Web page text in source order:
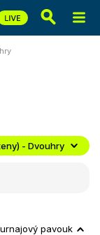
- Dvouhry
pavouk